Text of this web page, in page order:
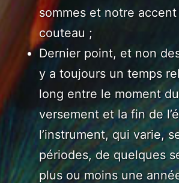
sommes et notre
couteau ;
Dernier point, et non
y a toujours un temps
long entre le moment
versement et la fin de
l’instrument, qui varie,
périodes, de quelques
plus ou moins une